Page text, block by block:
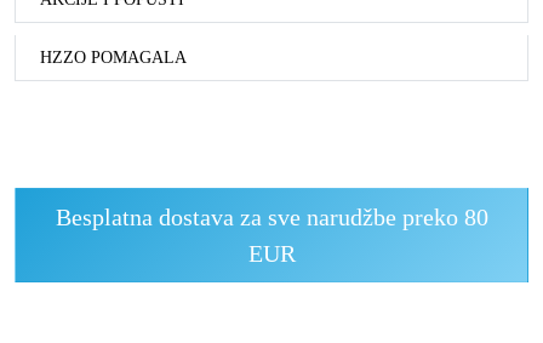
HZZO POMAGALA
Besplatna dostava za sve narudžbe preko 80
EUR